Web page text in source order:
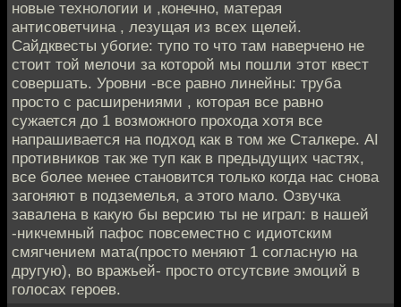
новые технологии и ,конечно, матерая
антисоветчина , лезущая из всех щелей.
Сайдквесты убогие: тупо то что там наверчено не
стоит той мелочи за которой мы пошли этот квест
совершать. Уровни -все равно линейны: труба
просто с расширениями , которая все равно
сужается до 1 возможного прохода хотя все
напрашивается на подход как в том же Сталкере. AI
противников так же туп как в предыдущих частях,
все более менее становится только когда нас снова
загоняют в подземелья, а этого мало. Озвучка
завалена в какую бы версию ты не играл: в нашей
-никчемный пафос повсеместно с идиотским
смягчением мата(просто меняют 1 согласную на
другую), во вражьей- просто отсутсвие эмоций в
голосах героев.